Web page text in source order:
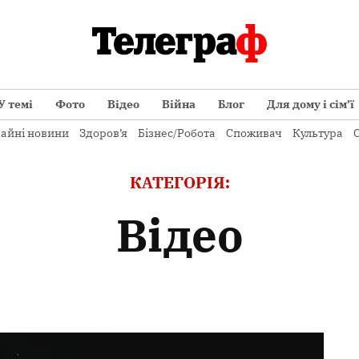
темі Фото Відео Війна Блог Для дому і сім’ї
новини Здоров’я Бізнес/Робота Споживач Культура
КАТЕГОРІЯ:
Відео